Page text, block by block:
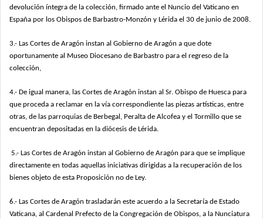
devolución íntegra de la colección, firmado ante el Nuncio del Vaticano en
España por los Obispos de Barbastro-Monzón y Lérida el 30 de junio de 2008.
3.- Las Cortes de Aragón instan al Gobierno de Aragón a que dote
oportunamente al Museo Diocesano de Barbastro para el regreso de la
colección,
4.- De igual manera, las Cortes de Aragón instan al Sr. Obispo de Huesca para
que proceda a reclamar en la vía correspondiente las piezas artísticas, entre
otras, de las parroquias de Berbegal, Peralta de Alcofea y el Tormillo que se
encuentran depositadas en la diócesis de Lérida.
5.- Las Cortes de Aragón instan al Gobierno de Aragón para que se implique
directamente en todas aquellas iniciativas dirigidas a la recuperación de los
bienes objeto de esta Proposición no de Ley.
6.- Las Cortes de Aragón trasladarán este acuerdo a la Secretaría de Estado
Vaticana, al Cardenal Prefecto de la Congregación de Obispos, a la Nunciatura